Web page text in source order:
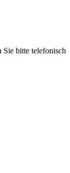
Sie bitte telefonisch